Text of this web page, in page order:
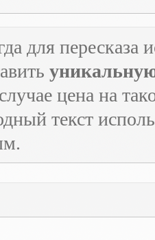
для пересказа
цена на
текст